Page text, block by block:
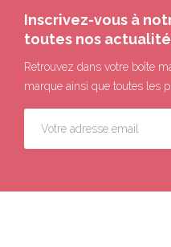
Inscrivez-vous à
toutes nos
Retrouvez dans votre boîte
marque ainsi que toutes les